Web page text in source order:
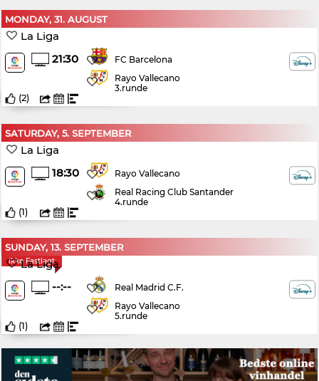
MONDAY, 31. AUGUST
La Liga
21:30
FC Barcelona
Rayo Vallecano
3.runde
(2)
SATURDAY, 5. SEPTEMBER
La Liga
18:30
Rayo Vallecano
Real Racing Club Santander
4.runde
(1)
SUNDAY, 13. SEPTEMBER
Ikke Fastlagt
La Liga
--:--
Real Madrid C.F.
Rayo Vallecano
5.runde
(1)